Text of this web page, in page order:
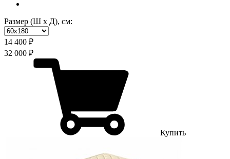
Размер (Ш х Д), см:
14 400 ₽
32 000 ₽
Купить